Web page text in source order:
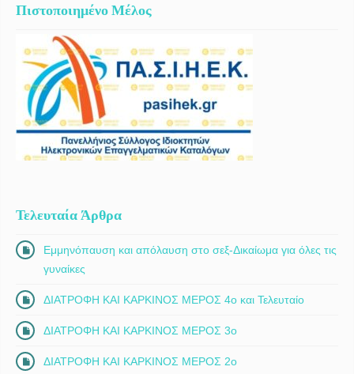
Πιστοποιημένο Μέλος
Τελευταία Άρθρα
Εμμηνόπαυση και απόλαυση στο σεξ-Δικαίωμα για όλες τις
γυναίκες
ΔΙΑΤΡΟΦΗ ΚΑΙ ΚΑΡΚΙΝΟΣ ΜΕΡΟΣ 4ο και Τελευταίο
ΔΙΑΤΡΟΦΗ ΚΑΙ ΚΑΡΚΙΝΟΣ ΜΕΡΟΣ 3ο
ΔΙΑΤΡΟΦΗ ΚΑΙ ΚΑΡΚΙΝΟΣ ΜΕΡΟΣ 2ο